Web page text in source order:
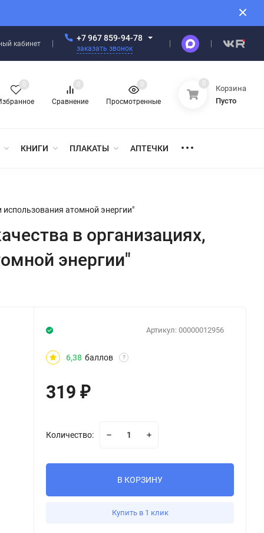
кабинет
+7 967 859-94-78
заказать звонок
0
Сравнение
0
Просмотренные
0 0
Корзина
Пусто
КНИГИ ПЛАКАТЫ АПТЕЧКИ
атомной энергии"
в организациях,
энергии"
Артикул: 00000012956
6,38 баллов ?
319₽
Количество:
В КОРЗИНУ
Купить в 1 клик